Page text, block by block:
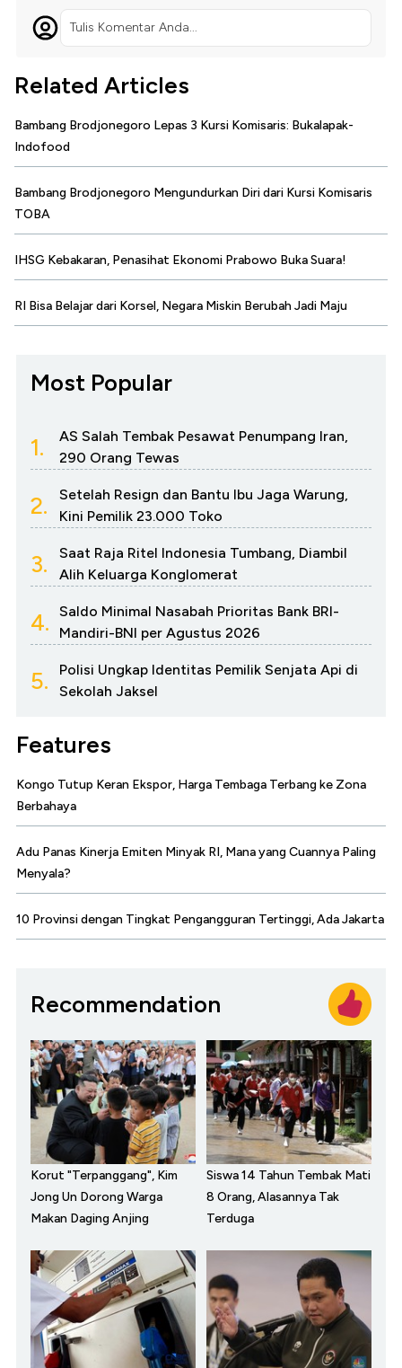
Tulis Komentar Anda...
Related Articles
Bambang Brodjonegoro Lepas 3 Kursi Komisaris: Bukalapak-
Indofood
Bambang Brodjonegoro Mengundurkan Diri dari Kursi Komisaris
TOBA
IHSG Kebakaran, Penasihat Ekonomi Prabowo Buka Suara!
RI Bisa Belajar dari Korsel, Negara Miskin Berubah Jadi Maju
Most Popular
1.
AS Salah Tembak Pesawat Penumpang Iran,
290 Orang Tewas
2.
Setelah Resign dan Bantu Ibu Jaga Warung,
Kini Pemilik 23.000 Toko
3.
Saat Raja Ritel Indonesia Tumbang, Diambil
Alih Keluarga Konglomerat
4.
Saldo Minimal Nasabah Prioritas Bank BRI-
Mandiri-BNI per Agustus 2026
5.
Polisi Ungkap Identitas Pemilik Senjata Api di
Sekolah Jaksel
Features
Kongo Tutup Keran Ekspor, Harga Tembaga Terbang ke Zona
Berbahaya
Adu Panas Kinerja Emiten Minyak RI, Mana yang Cuannya Paling
Menyala?
10 Provinsi dengan Tingkat Pengangguran Tertinggi, Ada Jakarta
Recommendation
Korut "Terpanggang", Kim
Jong Un Dorong Warga
Makan Daging Anjing
Siswa 14 Tahun Tembak Mati
8 Orang, Alasannya Tak
Terduga